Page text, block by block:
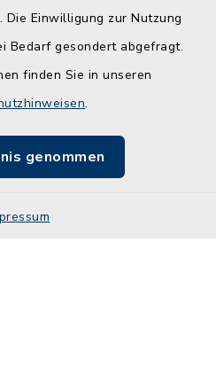
Die Einwilligung zur Nutzung
Bedarf gesondert abgefragt.
finden Sie in unseren
.
genommen
Sprache